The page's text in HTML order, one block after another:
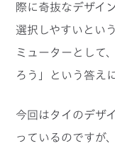
際に奇抜なデザイ
選択しやすいとい
ミューターとして
ろう」という答え
今回はタイのデザ
っているのですが